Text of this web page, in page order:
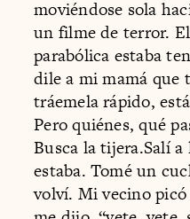
moviéndose sola
un filme de terror.
parabólica estaba
dile a mi mamá que
tráemela rápido,
Pero quiénes, qué
Busca la tijera.Salí a
estaba. Tomé un
volví. Mi vecino